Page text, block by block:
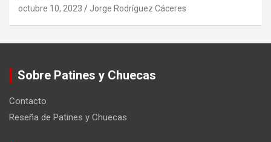
octubre 10, 2023 Jorge Rodríguez Cáceres
Sobre Patines y Chuecas
Contacto
Reseña de Patines y Chuecas